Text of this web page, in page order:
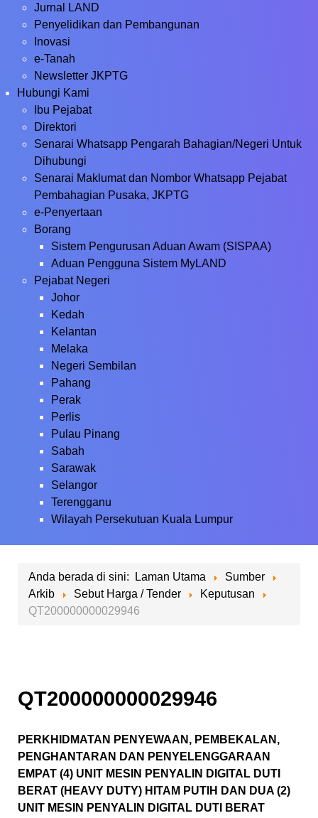
Jurnal LAND
Penyelidikan dan Pembangunan
Inovasi
e-Tanah
Newsletter JKPTG
Hubungi Kami
Ibu Pejabat
Direktori
Senarai Whatsapp Pengarah Bahagian/Negeri Untuk
Dihubungi
Senarai Maklumat dan Nombor Whatsapp Pejabat
Pembahagian Pusaka, JKPTG
e-Penyertaan
Borang
Sistem Pengurusan Aduan Awam (SISPAA)
Aduan Pengguna Sistem MyLAND
Pejabat Negeri
Johor
Kedah
Kelantan
Melaka
Negeri Sembilan
Pahang
Perak
Perlis
Pulau Pinang
Sabah
Sarawak
Selangor
Terengganu
Wilayah Persekutuan Kuala Lumpur
Anda berada di sini: Laman Utama
Sumber
Arkib
Sebut Harga / Tender
Keputusan
QT200000000029946
QT200000000029946
PERKHIDMATAN PENYEWAAN, PEMBEKALAN,
PENGHANTARAN DAN PENYELENGGARAAN
EMPAT (4) UNIT MESIN PENYALIN DIGITAL DUTI
BERAT (HEAVY DUTY) HITAM PUTIH DAN DUA (2)
UNIT MESIN PENYALIN DIGITAL DUTI BERAT